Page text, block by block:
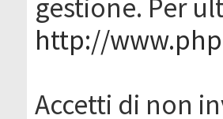
gestione. Per
http://
Accetti di non